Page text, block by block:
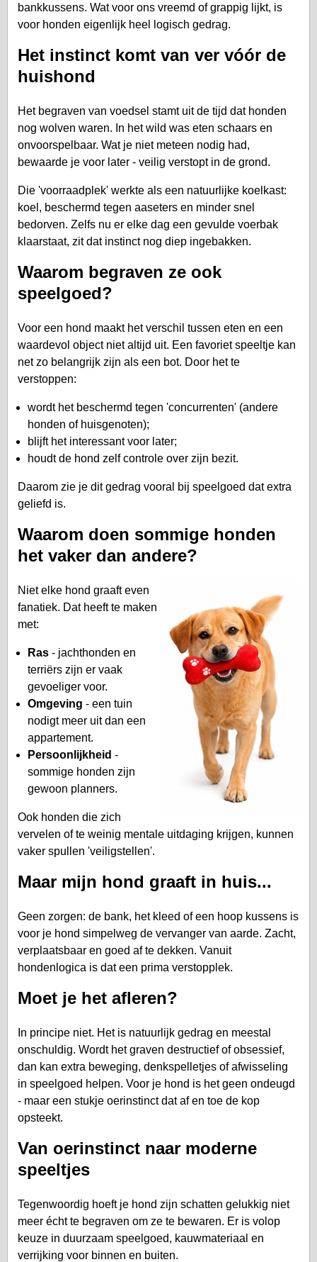
bankkussens. Wat voor ons vreemd of grappig lijkt, is
voor honden eigenlijk heel logisch gedrag.
Het instinct komt van ver vóór de
huishond
Het begraven van voedsel stamt uit de tijd dat honden
nog wolven waren. In het wild was eten schaars en
onvoorspelbaar. Wat je niet meteen nodig had,
bewaarde je voor later - veilig verstopt in de grond.
Die 'voorraadplek' werkte als een natuurlijke koelkast:
koel, beschermd tegen aaseters en minder snel
bedorven. Zelfs nu er elke dag een gevulde voerbak
klaarstaat, zit dat instinct nog diep ingebakken.
Waarom begraven ze ook
speelgoed?
Voor een hond maakt het verschil tussen eten en een
waardevol object niet altijd uit. Een favoriet speeltje kan
net zo belangrijk zijn als een bot. Door het te
verstoppen:
wordt het beschermd tegen 'concurrenten' (andere
honden of huisgenoten);
blijft het interessant voor later;
houdt de hond zelf controle over zijn bezit.
Daarom zie je dit gedrag vooral bij speelgoed dat extra
geliefd is.
Waarom doen sommige honden
het vaker dan andere?
Niet elke hond graaft even
fanatiek. Dat heeft te maken
met:
Ras - jachthonden en
terriërs zijn er vaak
gevoeliger voor.
Omgeving - een tuin
nodigt meer uit dan een
appartement.
Persoonlijkheid -
sommige honden zijn
gewoon planners.
Ook honden die zich
vervelen of te weinig mentale uitdaging krijgen, kunnen
vaker spullen 'veiligstellen'.
Maar mijn hond graaft in huis...
Geen zorgen: de bank, het kleed of een hoop kussens is
voor je hond simpelweg de vervanger van aarde. Zacht,
verplaatsbaar en goed af te dekken. Vanuit
hondenlogica is dat een prima verstopplek.
Moet je het afleren?
In principe niet. Het is natuurlijk gedrag en meestal
onschuldig. Wordt het graven destructief of obsessief,
dan kan extra beweging, denkspelletjes of afwisseling
in speelgoed helpen. Voor je hond is het geen ondeugd
- maar een stukje oerinstinct dat af en toe de kop
opsteekt.
Van oerinstinct naar moderne
speeltjes
Tegenwoordig hoeft je hond zijn schatten gelukkig niet
meer écht te begraven om ze te bewaren. Er is volop
keuze in duurzaam speelgoed, kauwmateriaal en
verrijking voor binnen en buiten.